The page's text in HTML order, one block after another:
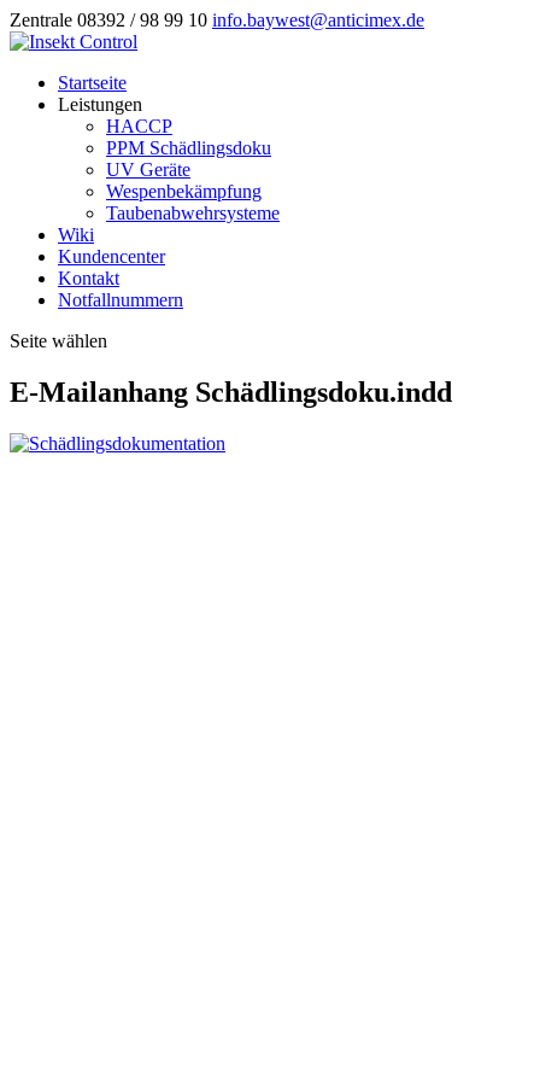
Zentrale 08392 / 98 99 10 info.baywest@anticimex.de
Startseite
Leistungen
HACCP
PPM Schädlingsdoku
UV Geräte
Wespenbekämpfung
Taubenabwehrsysteme
Wiki
Kundencenter
Kontakt
Notfallnummern
Seite wählen
E-Mailanhang Schädlingsdoku.indd